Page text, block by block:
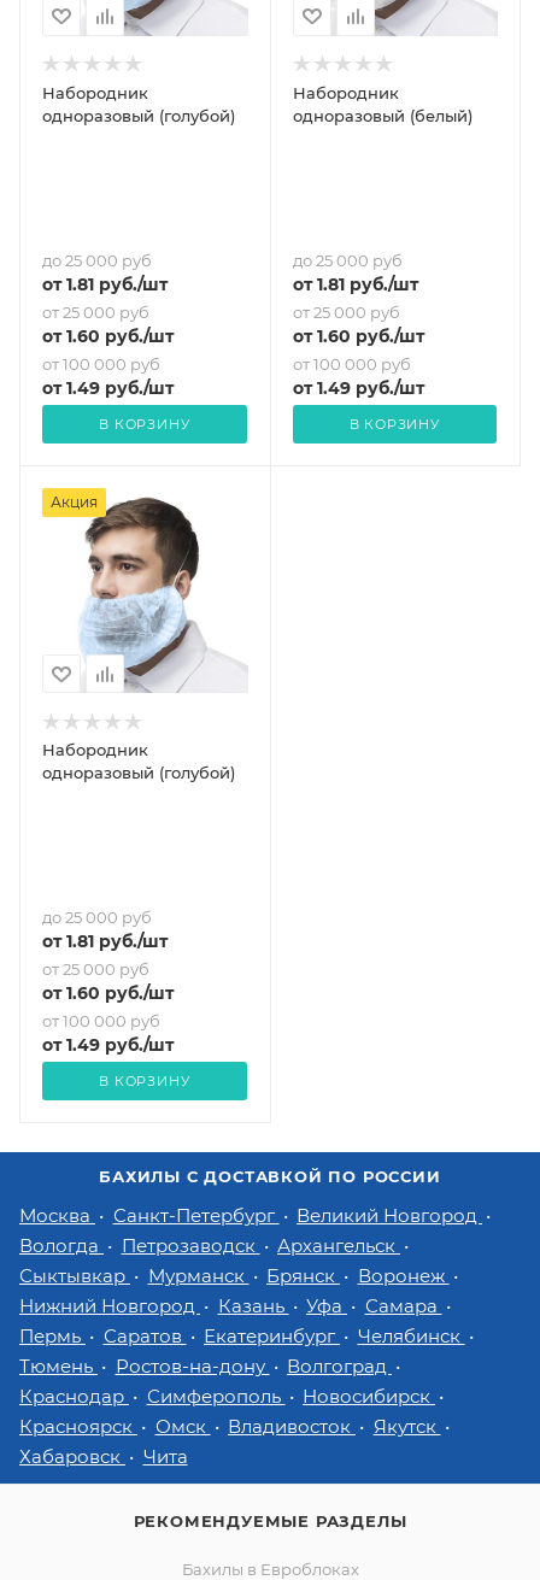
Набородник
одноразовый (голубой)
до 25 000 руб
от1.81 руб./шт
от 25 000 руб
от1.60 руб./шт
от 100 000 руб
от1.49 руб./шт
В КОРЗИНУ
Набородник
одноразовый (белый)
до 25 000 руб
от1.81руб./шт
от 25 000 руб
от1.60 руб./шт
от 100 000 руб
от1.49руб./шт
В КОРЗИНУ
Акция
Набородник
одноразовый (голубой)
до 25 000 руб
от1.81 руб./шт
от 25 000 руб
от1.60 руб./шт
от 100 000 руб
от1.49 руб./шт
В КОРЗИНУ
БАХИЛЫ С ДОСТАВКОЙ ПО РОССИИ
Москва Санкт-Петербург
Великий Новгород
Вологда
Петрозаводск
Архангельск
Сыктывкар
Мурманск Брянск
Воронеж
Нижний Новгород
Казань Уфа
Самара
Пермь
Саратов Екатеринбург
Челябинск
Тюмень
Ростов-на-дону
Волгоград
Краснодар
Симферополь
Новосибирск
Красноярск
Омск Владивосток
Якутск
Хабаровск
Чита
РЕКОМЕНДУЕМЫЕ РАЗДЕЛЫ
Бахилы в Евроблоках